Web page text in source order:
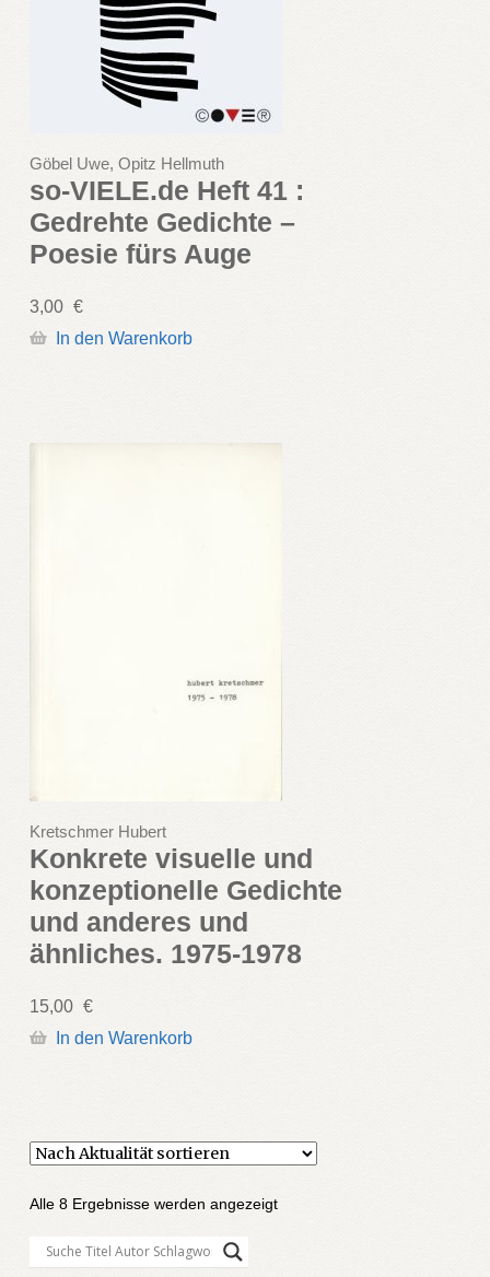
Göbel Uwe, Opitz Hellmuth
so-VIELE.de Heft 41 :
Gedrehte Gedichte –
Poesie fürs Auge
3,00 €
In den Warenkorb
Kretschmer Hubert
Konkrete visuelle und
konzeptionelle Gedichte
und anderes und
ähnliches. 1975-1978
15,00 €
In den Warenkorb
Alle 8 Ergebnisse werden angezeigtNach